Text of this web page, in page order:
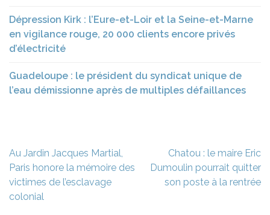
Dépression Kirk : l’Eure-et-Loir et la Seine-et-Marne
en vigilance rouge, 20 000 clients encore privés
d’électricité
Guadeloupe : le président du syndicat unique de
l’eau démissionne après de multiples défaillances
Navigation
de
l’article
Au Jardin Jacques Martial,
Paris honore la mémoire des
victimes de l’esclavage
colonial
Chatou : le maire Eric
Dumoulin pourrait quitter
son poste à la rentrée